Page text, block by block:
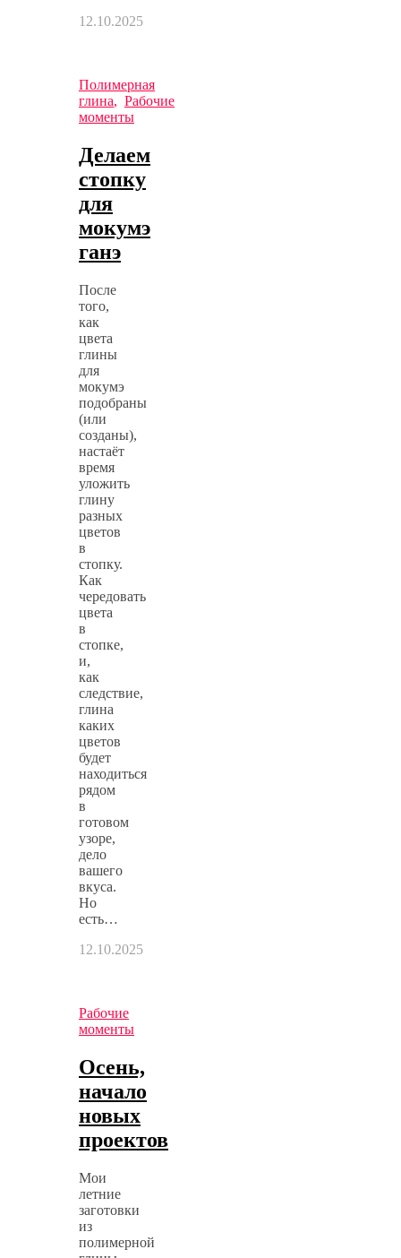
12.10.2025
Полимерная
глина, Рабочие
моменты
Делаем
стопку
для
мокумэ
ганэ
После
того,
как
цвета
глины
для
мокумэ
подобраны
(или
созданы),
настаёт
время
уложить
глину
разных
цветов
в
стопку.
Как
чередовать
цвета
в
стопке,
и,
как
следствие,
глина
каких
цветов
будет
находиться
рядом
в
готовом
узоре,
дело
вашего
вкуса.
Но
есть…
12.10.2025
Рабочие
моменты
Осень,
начало
новых
проектов
Мои
летние
заготовки
из
полимерной